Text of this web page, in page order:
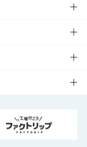
ティ経営